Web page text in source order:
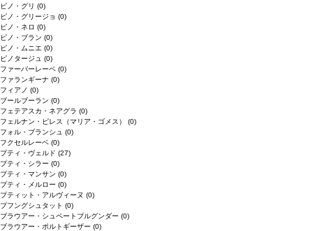
ピノ・グリ (0)
ピノ・グリージョ (0)
ピノ・ネロ (0)
ピノ・ブラン (0)
ピノ・ムニエ (0)
ピノタージュ (0)
ファーバーレーベ (0)
ファランギーナ (0)
フィアノ (0)
ブールブーラン (0)
フェテアスカ・ネアグラ (0)
フェルナン・ピレス（マリア・ゴメス） (0)
フォル・ブランシュ (0)
フクセルレーベ (0)
プティ・ヴェルド (27)
プティ・シラー (0)
プティ・マンサン (0)
プティ・メルロー (0)
プティット・アルヴィーヌ (0)
プフングシュタット (0)
ブラウアー・シュペートブルグンダー (0)
ブラウアー・ポルトギーザー (0)